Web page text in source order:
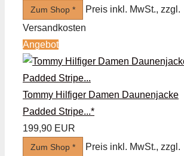
Zum Shop *
Preis inkl. MwSt., zzgl.
Versandkosten
Angebot
Tommy Hilfiger Damen Daunenjacke
Padded Stripe...*
199,90 EUR
Zum Shop *
Preis inkl. MwSt., zzgl.